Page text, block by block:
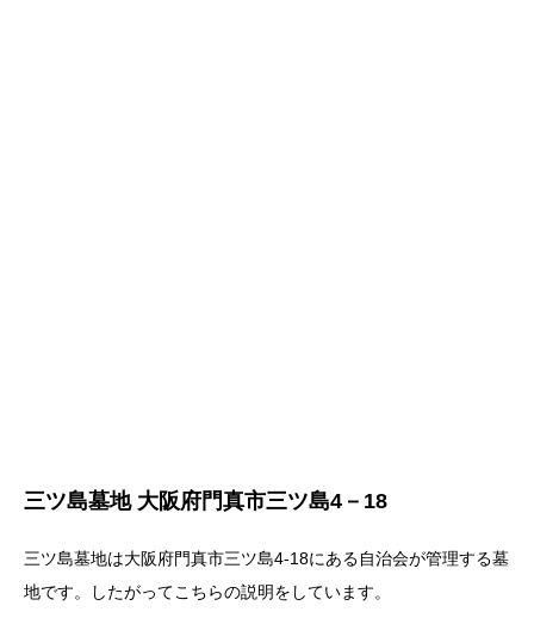
三ツ島墓地 大阪府門真市三ツ島4－18
三ツ島墓地は大阪府門真市三ツ島4-18にある自治会が管理する墓
地です。したがってこちらの説明をしています。